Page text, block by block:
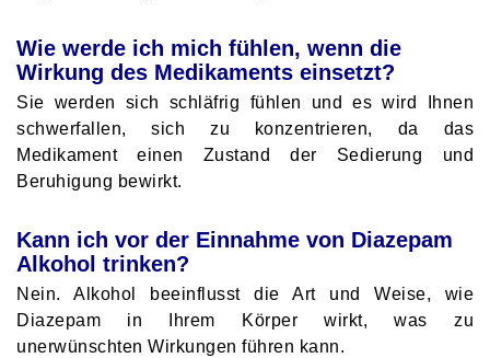
Wie werde ich mich fühlen, wenn die
Wirkung des Medikaments einsetzt?
Sie werden sich schläfrig fühlen und es wird Ihnen
schwerfallen, sich zu konzentrieren, da das
Medikament einen Zustand der Sedierung und
Beruhigung bewirkt.
Kann ich vor der Einnahme von Diazepam
Alkohol trinken?
Nein. Alkohol beeinflusst die Art und Weise, wie
Diazepam in Ihrem Körper wirkt, was zu
unerwünschten Wirkungen führen kann.